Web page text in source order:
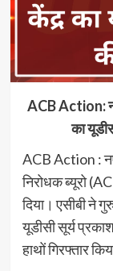
ACB Action: नए
का
ACB Action :
निरोधक ब्यूरो
दिया। एसीबी ने
यूडीसी सूर्य
हाथों गिरफ्तार